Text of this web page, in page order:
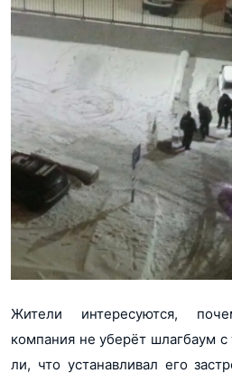
Жители интересуются,
компания не уберёт шлагбаум
ли, что устанавливал его